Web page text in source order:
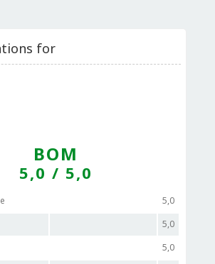
for
BOM
5,0 / 5,0
5,0
5,0
5,0